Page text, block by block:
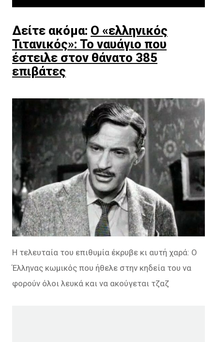
Δείτε ακόμα: Ο «ελληνικός
Τιτανικός»: Το ναυάγιο που
έστειλε στον θάνατο 385
επιβάτες
Η τελευταία του επιθυμία έκρυβε κι αυτή χαρά: Ο
Έλληνας κωμικός που ήθελε στην κηδεία του να
φορούν όλοι λευκά και να ακούγεται τζαζ